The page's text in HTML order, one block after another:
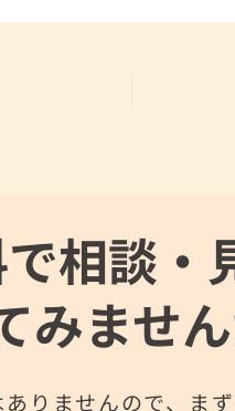
相談・
みませ
りませんので、ま